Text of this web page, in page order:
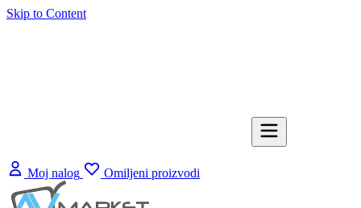
Skip to Content
Moj nalog Omiljeni proizvodi